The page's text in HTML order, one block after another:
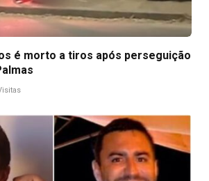
é morto a tiros após perseguição